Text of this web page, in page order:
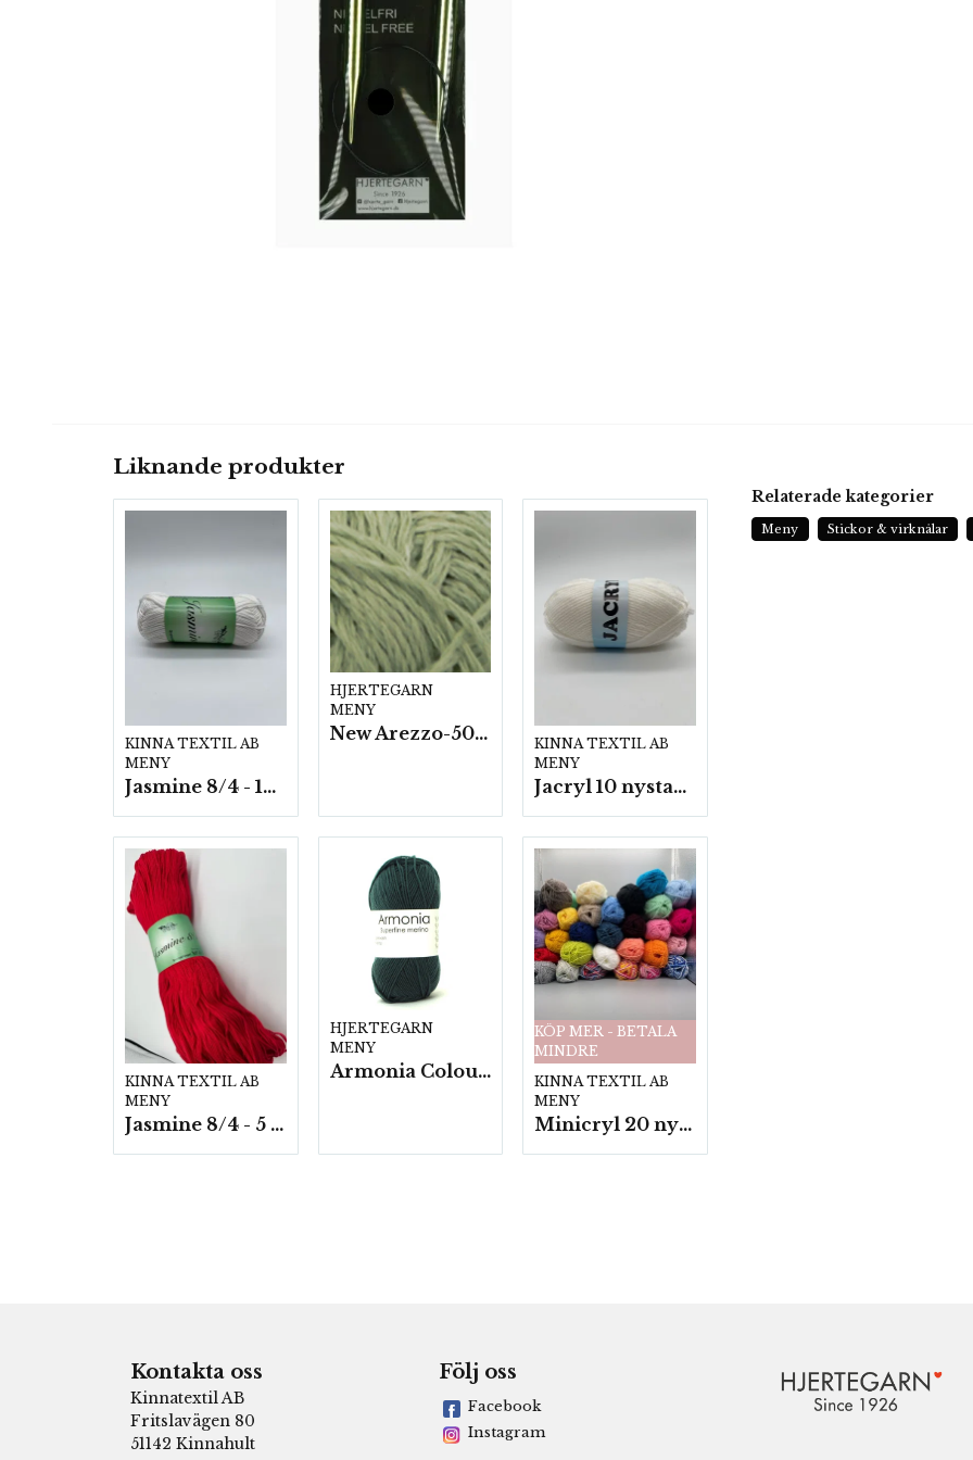
Liknande produkter
KINNA TEXTIL AB
MENY
Jasmine 8/4 - 10 nystan a50g./fp.
HJERTEGARN
MENY
New Arezzo-50g./nyst. 10 st/fp.
KINNA TEXTIL AB
MENY
Jacryl 10 nystan a50g./fp.
KINNA TEXTIL AB
MENY
Jasmine 8/4 - 5 härvor a200g./fp.
HJERTEGARN
MENY
Armonia Colour- 5 härv/fp. a100 g.
KÖP MER - BETALA
MINDRE
KINNA TEXTIL AB
MENY
Minicryl 20 nystan a25g./fp.
Relaterade kategorier
Meny Stickor & virknålar
Kontakta oss
Kinnatextil AB
Fritslavägen 80
51142 Kinnahult
Följ oss
Facebook
Instagram